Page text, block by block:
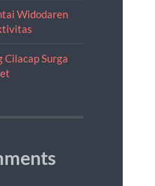
Widodaren
Surga